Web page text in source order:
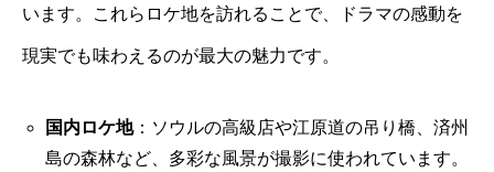
います。これらロケ地を訪れることで、ドラマの感動を
現実でも味わえるのが最大の魅力です。
国内ロケ地：ソウルの高級店や江原道の吊り橋、済州
島の森林など、多彩な風景が撮影に使われています。